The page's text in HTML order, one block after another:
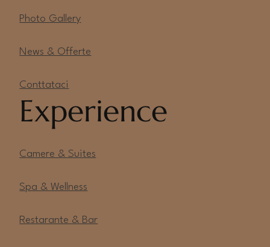
Photo Gallery
News & Offerte
Conttataci
Experience
Camere & Suites
Spa & Wellness
Restarante & Bar